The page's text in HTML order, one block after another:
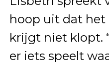
hoop uit dat het
krijgt niet klopt.
er iets speelt